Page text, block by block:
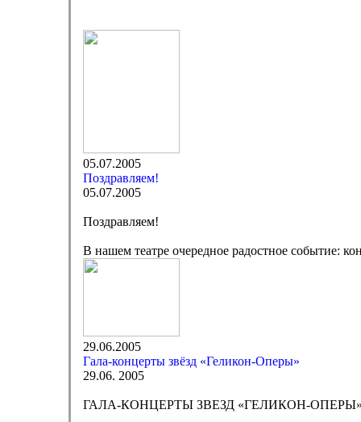
05.07.2005
Поздравляем!
05.07.2005
Поздравляем!
В нашем театре очередное радостное событие:
29.06.2005
Гала-концерты звёзд «Геликон-Оперы»
29.06. 2005
ГАЛА-КОНЦЕРТЫ ЗВЕЗД «ГЕЛИКОН-